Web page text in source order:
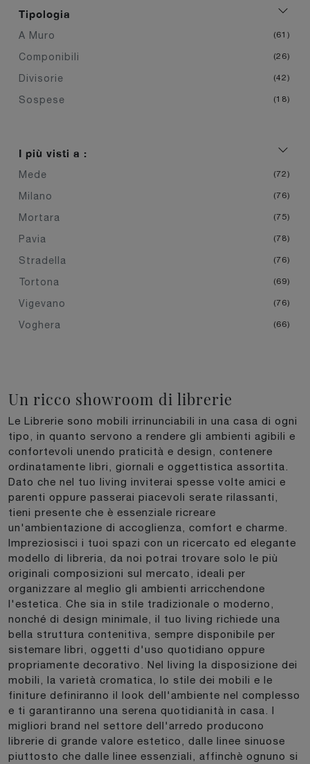
Tipologia
A Muro 61
Componibili 26
Divisorie 42
Sospese 18
I più visti a :
Mede 72
Milano 76
Mortara 75
Pavia 78
Stradella 76
Tortona 69
Vigevano 76
Voghera 66
Un ricco showroom di librerie
Le Librerie sono mobili irrinunciabili in una casa di ogni
tipo, in quanto servono a rendere gli ambienti agibili e
confortevoli unendo praticità e design, contenere
ordinatamente libri, giornali e oggettistica assortita.
Dato che nel tuo living inviterai spesse volte amici e
parenti oppure passerai piacevoli serate rilassanti,
tieni presente che è essenziale ricreare
un'ambientazione di accoglienza, comfort e charme.
Impreziosisci i tuoi spazi con un ricercato ed elegante
modello di libreria, da noi potrai trovare solo le più
originali composizioni sul mercato, ideali per
organizzare al meglio gli ambienti arricchendone
l'estetica. Che sia in stile tradizionale o moderno,
nonché di design minimale, il tuo living richiede una
bella struttura contenitiva, sempre disponibile per
sistemare libri, oggetti d'uso quotidiano oppure
propriamente decorativo. Nel living la disposizione dei
mobili, la varietà cromatica, lo stile dei mobili e le
finiture definiranno il look dell'ambiente nel complesso
e ti garantiranno una serena quotidianità in casa. I
migliori brand nel settore dell'arredo producono
librerie di grande valore estetico, dalle linee sinuose
piuttosto che dalle linee essenziali, affinchè ognuno si